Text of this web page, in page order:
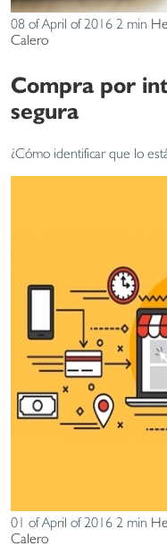
08 of April of 2016 2 min
Calero
Compra por
segura
¿Cómo identificar que lo
01 of April of 2016 2 min
Calero